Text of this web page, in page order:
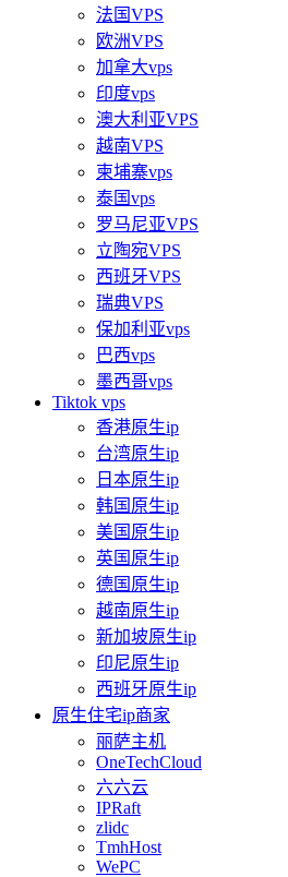
法国VPS
欧洲VPS
加拿大vps
印度vps
澳大利亚VPS
越南VPS
柬埔寨vps
泰国vps
罗马尼亚VPS
立陶宛VPS
西班牙VPS
瑞典VPS
保加利亚vps
巴西vps
墨西哥vps
Tiktok vps
香港原生ip
台湾原生ip
日本原生ip
韩国原生ip
美国原生ip
英国原生ip
德国原生ip
越南原生ip
新加坡原生ip
印尼原生ip
西班牙原生ip
原生住宅ip商家
丽萨主机
OneTechCloud
六六云
IPRaft
zlidc
TmhHost
WePC